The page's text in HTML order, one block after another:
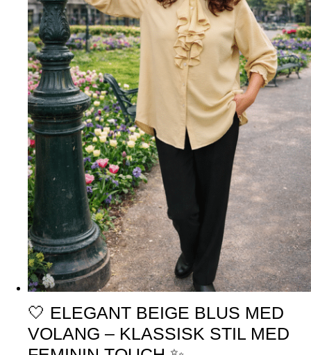
🤍 ELEGANT BEIGE BLUS MED
VOLANG – KLASSISK STIL MED